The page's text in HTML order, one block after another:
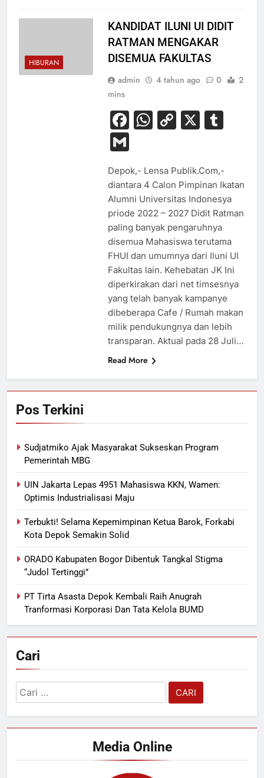
HIBURAN
KANDIDAT ILUNI UI DIDIT
RATMAN MENGAKAR
DISEMUA FAKULTAS
admin 4 tahun ago 0
2
mins
Facebook
WhatsApp
Copy
X
Gmail
Depok,- Lensa Publik.Com,-
diantara 4 Calon Pimpinan Ikatan
Alumni Universitas Indonesya
priode 2022 – 2027 Didit Ratman
paling banyak pengaruhnya
disemua Mahasiswa terutama
FHUI dan umumnya dari Iluni UI
Fakultas lain. Kehebatan JK Ini
diperkirakan dari net timsesnya
yang telah banyak kampanye
dibeberapa Cafe / Rumah makan
milik pendukungnya dan lebih
transparan. Aktual pada 28 Juli…
Read More
Pos Terkini
Sudjatmiko Ajak Masyarakat Sukseskan Program
Pemerintah MBG
UIN Jakarta Lepas 4951 Mahasiswa KKN, Wamen:
Optimis Industrialisasi Maju
Terbukti! Selama Kepemimpinan Ketua Barok, Forkabi
Kota Depok Semakin Solid
ORADO Kabupaten Bogor Dibentuk Tangkal Stigma
“Judol Tertinggi”
PT Tirta Asasta Depok Kembali Raih Anugrah
Tranformasi Korporasi Dan Tata Kelola BUMD
Cari
Cari
untuk:
Media Online